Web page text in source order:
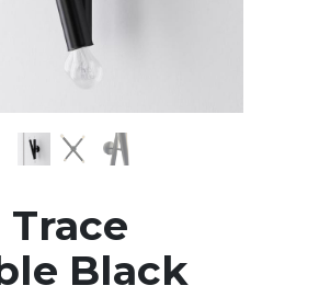
Black